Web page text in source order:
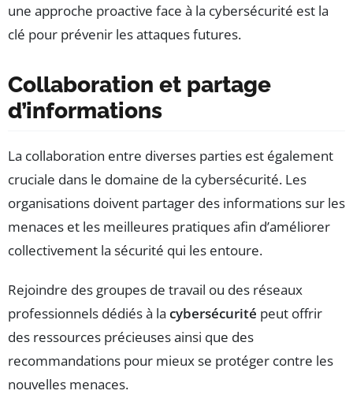
une approche proactive face à la cybersécurité est la
clé pour prévenir les attaques futures.
Collaboration et partage
d’informations
La collaboration entre diverses parties est également
cruciale dans le domaine de la cybersécurité. Les
organisations doivent partager des informations sur les
menaces et les meilleures pratiques afin d’améliorer
collectivement la sécurité qui les entoure.
Rejoindre des groupes de travail ou des réseaux
professionnels dédiés à la cybersécurité peut offrir
des ressources précieuses ainsi que des
recommandations pour mieux se protéger contre les
nouvelles menaces.